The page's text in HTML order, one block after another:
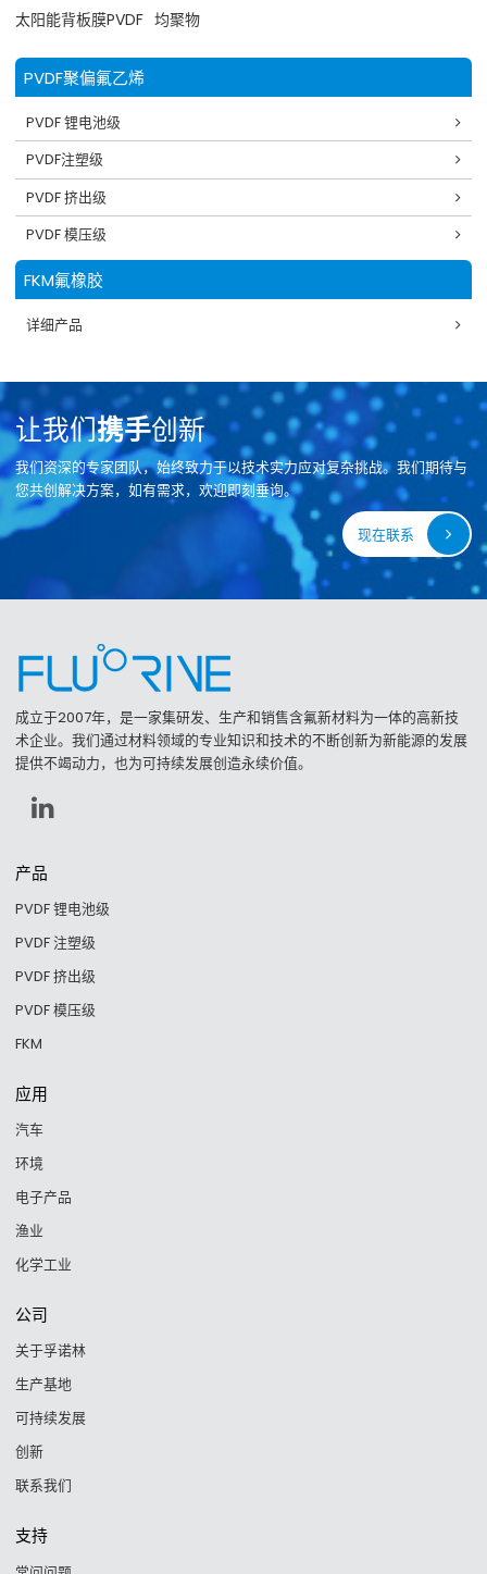
太阳能背板膜PVDF 均聚物
PVDF聚偏氟乙烯
PVDF 锂电池级
PVDF注塑级
PVDF 挤出级
PVDF 模压级
FKM氟橡胶
详细产品
让我们携手创新
我们资深的专家团队，始终致力于以技术实力应对复杂挑战。我们期待与
您共创解决方案，如有需求，欢迎即刻垂询。
现在联系
成立于2007年，是一家集研发、生产和销售含氟新材料为一体的高新技
术企业。我们通过材料领域的专业知识和技术的不断创新为新能源的发展
提供不竭动力，也为可持续发展创造永续价值。
产品
PVDF 锂电池级
PVDF 注塑级
PVDF 挤出级
PVDF 模压级
FKM
应用
汽车
环境
电子产品
渔业
化学工业
公司
关于孚诺林
生产基地
可持续发展
创新
联系我们
支持